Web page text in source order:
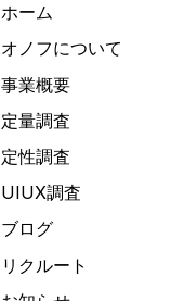
ホーム
オノフについて
事業概要
定量調査
定性調査
UIUX調査
ブログ
リクルート